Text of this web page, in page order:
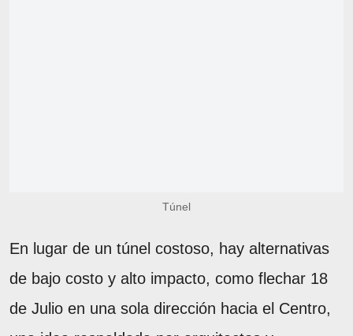
Túnel
En lugar de un túnel costoso, hay alternativas
de bajo costo y alto impacto, como flechar 18
de Julio en una sola dirección hacia el Centro,